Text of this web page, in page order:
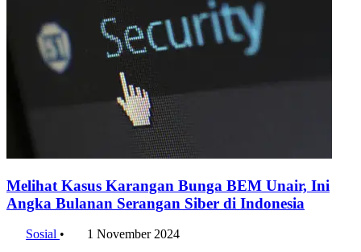
Melihat Kasus Karangan Bunga BEM Unair, Ini
Angka Bulanan Serangan Siber di Indonesia
Sosial • 1 November 2024